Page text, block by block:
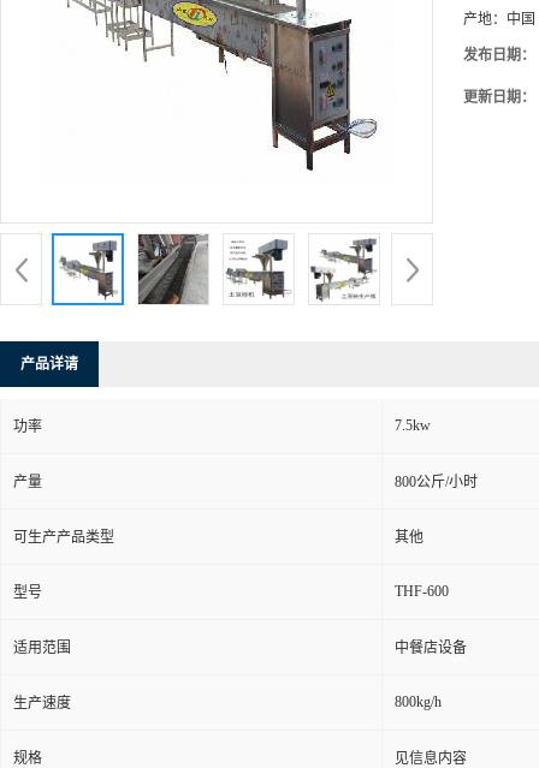
产地： 中国
发布日期：
更新日期：
产品详请
功率 7.5kw
产量 800公斤/小时
可生产产品类型 其他
型号 THF-600
适用范围 中餐店设备
生产速度 800kg/h
规格 见信息内容